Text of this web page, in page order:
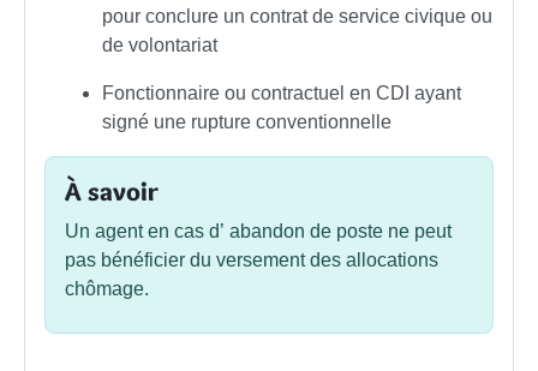
pour conclure un contrat de service civique ou
de volontariat
Fonctionnaire ou contractuel en CDI ayant
signé une rupture conventionnelle
À savoir
Un agent en cas d’ abandon de poste ne peut
pas bénéficier du versement des allocations
chômage.